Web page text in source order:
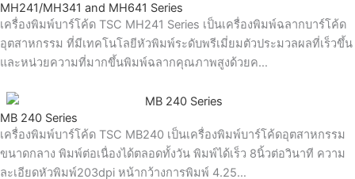
MH241/MH341 and MH641 Series
เครื่องพิมพ์บาร์โค้ด TSC MH241 Series เป็นเครื่องพิมพ์ฉลากบาร์โค้ด
อุตสาหกรรม ที่มีเทคโนโลยีหัวพิมพ์ระดับพรีเมี่ยมตัวประมวลผลที่เร็วขึ้น
และหน่วยความที่มากขึ้นพิมพ์ฉลากคุณภาพสูงด้วยค…
MB 240 Series
เครื่องพิมพ์บาร์โค้ด TSC MB240 เป็นเครื่องพิมพ์บาร์โค้ดอุตสาหกรรม
ขนาดกลาง พิมพ์ต่อเนื่องได้ตลอดทั้งวัน พิมพ์ได้เร็ว 8นิ้วต่อวินาที ความ
ละเอียดหัวพิมพ์203dpi หน้ากว้างการพิมพ์ 4.25…